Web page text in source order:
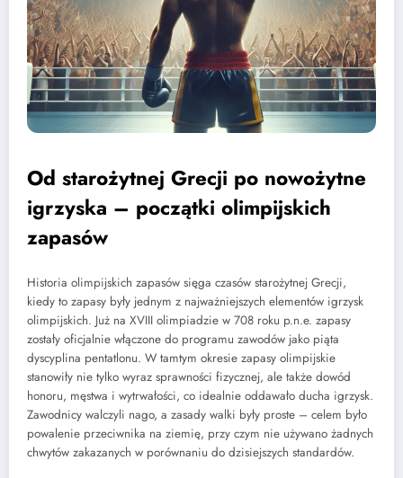
Od starożytnej Grecji po nowożytne
igrzyska – początki olimpijskich
zapasów
Historia olimpijskich zapasów sięga czasów starożytnej Grecji,
kiedy to zapasy były jednym z najważniejszych elementów igrzysk
olimpijskich. Już na XVIII olimpiadzie w 708 roku p.n.e. zapasy
zostały oficjalnie włączone do programu zawodów jako piąta
dyscyplina pentatlonu. W tamtym okresie zapasy olimpijskie
stanowiły nie tylko wyraz sprawności fizycznej, ale także dowód
honoru, męstwa i wytrwałości, co idealnie oddawało ducha igrzysk.
Zawodnicy walczyli nago, a zasady walki były proste – celem było
powalenie przeciwnika na ziemię, przy czym nie używano żadnych
chwytów zakazanych w porównaniu do dzisiejszych standardów.